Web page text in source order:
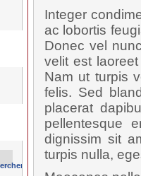
Integer
ac lobortis
Donec vel
velit est
Nam ut turpis
felis. Sed
placerat
pellentesque
dignissim sit
turpis nulla,